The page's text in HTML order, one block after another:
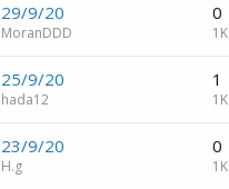
0
1K
29/9/20
MoranDDD
1
1K
25/9/20
hada12
0
1K
23/9/20
H.g